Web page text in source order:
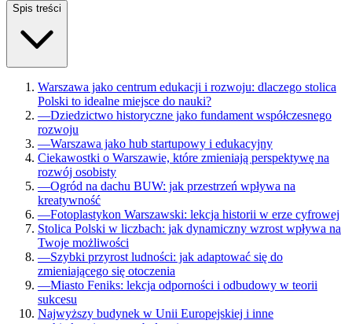
Spis treści
Warszawa jako centrum edukacji i rozwoju: dlaczego stolica
Polski to idealne miejsce do nauki?
—Dziedzictwo historyczne jako fundament współczesnego
rozwoju
—Warszawa jako hub startupowy i edukacyjny
Ciekawostki o Warszawie, które zmieniają perspektywę na
rozwój osobisty
—Ogród na dachu BUW: jak przestrzeń wpływa na
kreatywność
—Fotoplastykon Warszawski: lekcja historii w erze cyfrowej
Stolica Polski w liczbach: jak dynamiczny wzrost wpływa na
Twoje możliwości
—Szybki przyrost ludności: jak adaptować się do
zmieniającego się otoczenia
—Miasto Feniks: lekcja odporności i odbudowy w teorii
sukcesu
Najwyższy budynek w Unii Europejskiej i inne